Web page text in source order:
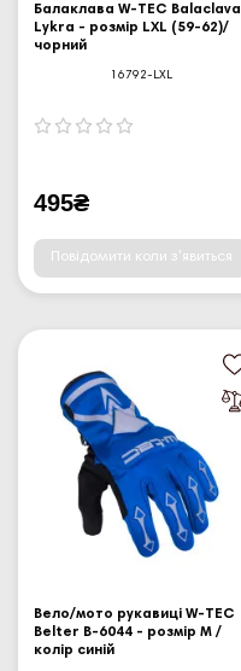
Балаклава W-TEC Balaclava
Lykra - розмір LXL (59-62)/
чорний
16792-LXL
495₴
Повідомити коли з'явиться
Вело/мото рукавиці W-TEC
Belter B-6044 - розмір М /
колір синій